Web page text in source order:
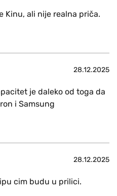
Kinu, ali nije realna priča.
28.12.2025
je daleko od toga da
i Samsung
28.12.2025
cim budu u prilici.